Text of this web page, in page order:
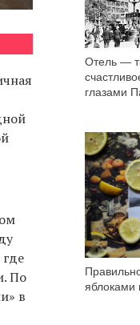
По
в
Отель —
глазами
яблоками
2